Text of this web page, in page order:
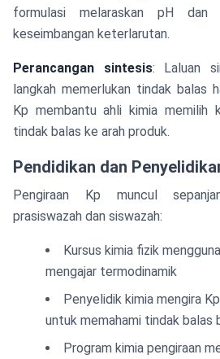
formulasi melaraskan pH dan
keseimbangan keterlarutan.
Perancangan sintesis: Laluan
langkah memerlukan tindak balas
Kp membantu ahli kimia memilih
tindak balas ke arah produk.
Pendidikan dan
Pengiraan Kp muncul
prasiswazah dan siswazah:
Kursus kimia fizik
mengajar termodinamik
Penyelidik kimia mengira
untuk memahami tindak balas
Program kimia pengiraan